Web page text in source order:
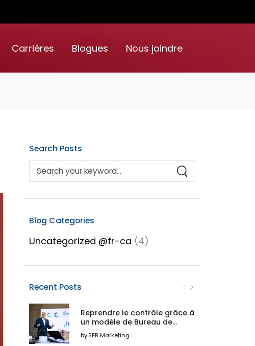
Carrières Blogues Nous joindre
Search Posts
Blog Categories
Uncategorized @fr-ca (4)
Recent Posts
Reprendre le contrôle grâce à
un modèle de Bureau de
projets
by SEB Marketing